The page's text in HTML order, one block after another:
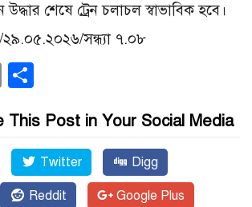
শেষে ট্রেন চলাচল স্বাভাবিক হবে।
সন্ধ্যা ৭.০৮
Email
This Post in Your Social Media
Twitter Digg
Reddit Google Plus